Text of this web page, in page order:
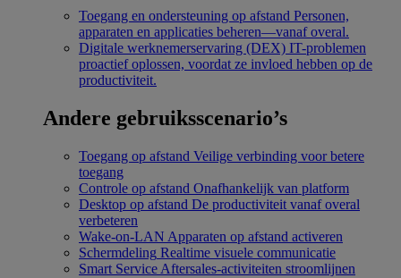
Toegang en ondersteuning op afstand Personen,
apparaten en applicaties beheren—vanaf overal.
Digitale werknemerservaring (DEX) IT-problemen
proactief oplossen, voordat ze invloed hebben op de
productiviteit.
Andere gebruiksscenario’s
Toegang op afstand Veilige verbinding voor betere
toegang
Controle op afstand Onafhankelijk van platform
Desktop op afstand De productiviteit vanaf overal
verbeteren
Wake-on-LAN Apparaten op afstand activeren
Schermdeling Realtime visuele communicatie
Smart Service Aftersales-activiteiten stroomlijnen